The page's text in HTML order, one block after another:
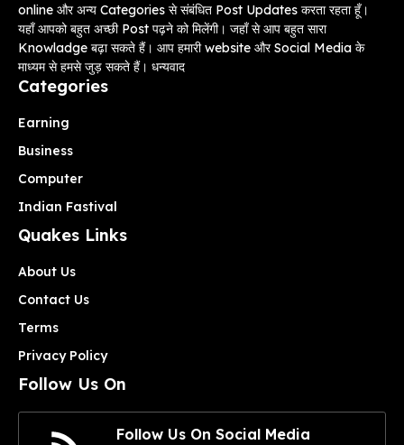
online और अन्य Categories से संबंधित Post Updates करता रहता हूँ।
यहाँ आपको बहुत अच्छी Post पढ़ने को मिलेंगी। जहाँ से आप बहुत सारा
Knowladge बढ़ा सकते हैं। आप हमारी website और Social Media के
माध्यम से हमसे जुड़ सकते हैं। धन्यवाद
Categories
Earning
Business
Computer
Indian Fastival
Quakes Links
About Us
Contact Us
Terms
Privacy Policy
Follow Us On
Follow Us On Social Media